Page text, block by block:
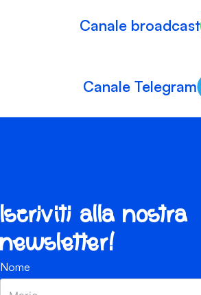
Canale broadcast
Canale Telegram
Iscriviti alla nostra
newsletter!
Nome